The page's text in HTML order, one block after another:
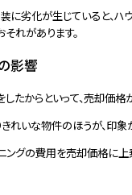
劣化が生じていると、ハ
れがあります。
影響
たからといって、売却価
きれいな物件のほうが、印
ングの費用を売却価格に上